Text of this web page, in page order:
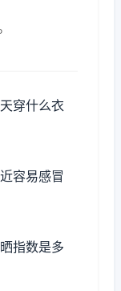
穿什么衣
容易感冒
指数是多